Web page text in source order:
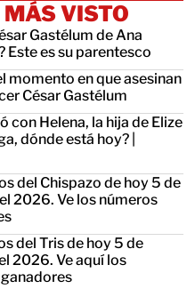
MÁS VISTO
Gastélum de Ana
Este es su parentesco
momento en que asesinan
César Gastélum
con Helena, la hija de Elize
dónde está hoy? |
del Chispazo de hoy 5 de
2026. Ve los números
del Tris de hoy 5 de
2026. Ve aquí los